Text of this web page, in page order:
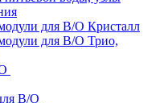
для В/О Кристалл
для В/О Трио,
В/О